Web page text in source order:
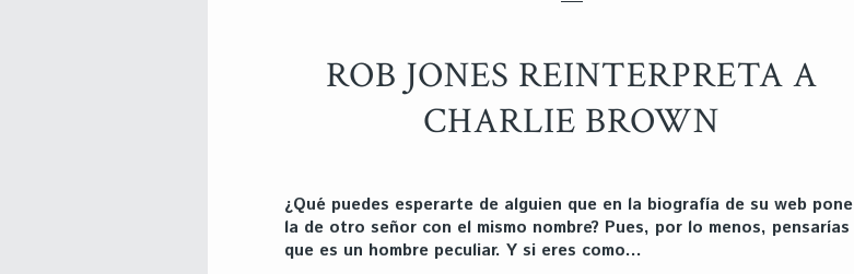
ROB JONES REINTERPRETA A
CHARLIE BROWN
¿Qué puedes esperarte de alguien que en la biografía de su web pone
la de otro señor con el mismo nombre? Pues, por lo menos, pensarías
que es un hombre peculiar. Y si eres como…